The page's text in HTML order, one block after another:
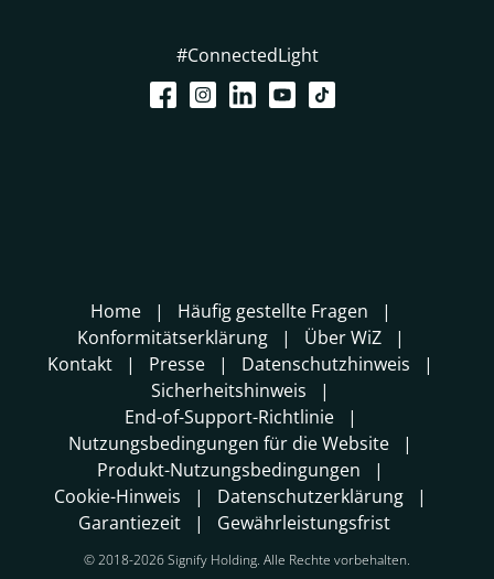
#ConnectedLight
Home
Häufig gestellte Fragen
Konformitätserklärung
Über WiZ
Kontakt
Presse
Datenschutzhinweis
Sicherheitshinweis
End-of-Support-Richtlinie
Nutzungsbedingungen für die Website
Produkt-Nutzungsbedingungen
Cookie-Hinweis
Datenschutzerklärung
Garantiezeit
Gewährleistungsfrist
© 2018-2026 Signify Holding. Alle Rechte vorbehalten.